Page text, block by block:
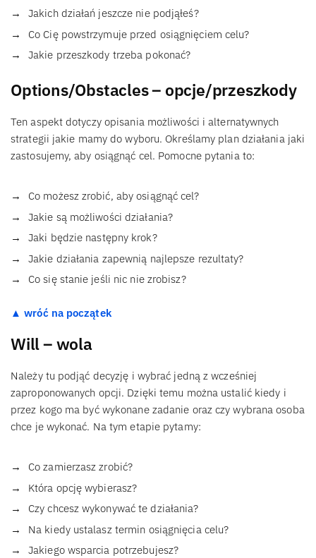
Jakich działań jeszcze nie podjąłeś?
Co Cię powstrzymuje przed osiągnięciem celu?
Jakie przeszkody trzeba pokonać?
Options/Obstacles – opcje/przeszkody
Ten aspekt dotyczy opisania możliwości i alternatywnych
strategii jakie mamy do wyboru. Określamy plan działania jaki
zastosujemy, aby osiągnąć cel. Pomocne pytania to:
Co możesz zrobić, aby osiągnąć cel?
Jakie są możliwości działania?
Jaki będzie następny krok?
Jakie działania zapewnią najlepsze rezultaty?
Co się stanie jeśli nic nie zrobisz?
▲ wróć na początek
Will – wola
Należy tu podjąć decyzję i wybrać jedną z wcześniej
zaproponowanych opcji. Dzięki temu można ustalić kiedy i
przez kogo ma być wykonane zadanie oraz czy wybrana osoba
chce je wykonać. Na tym etapie pytamy:
Co zamierzasz zrobić?
Która opcję wybierasz?
Czy chcesz wykonywać te działania?
Na kiedy ustalasz termin osiągnięcia celu?
Jakiego wsparcia potrzebujesz?